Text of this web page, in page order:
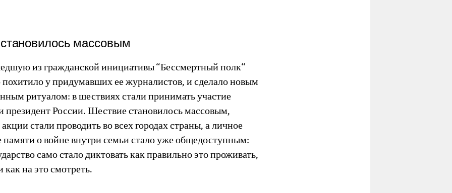
массовым
из гражданской инициативы “Бессмертный полк“
похитило у придумавших ее журналистов, и сделало новым
ритуалом: в шествиях стали принимать участие
президент России. Шествие становилось массовым,
стали проводить во всех городах страны, а личное
о войне внутри семьи стало уже общедоступным:
само стало диктовать как правильно это проживать,
на это смотреть.